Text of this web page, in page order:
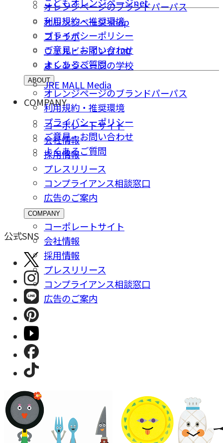
オレンジページ shop
コトラボ
ウェルビーイング100
オレンジページの学校
JRE MALL Media
オレンジページのブランドパーパス
利用規約・推奨環境
プライバシーポリシー
ご意⾒・お問い合わせ
よくあるご質問
ABOUT
オレンジページのブランドパーパス
利用規約・推奨環境
プライバシーポリシー
ご意⾒・お問い合わせ
よくあるご質問
COMPANY
コーポレートサイト
会社情報
採⽤情報
プレスリリース
コンプライアンス相談窓⼝
広告のご案内
COMPANY
コーポレートサイト
会社情報
採⽤情報
プレスリリース
コンプライアンス相談窓⼝
広告のご案内
公式SNS